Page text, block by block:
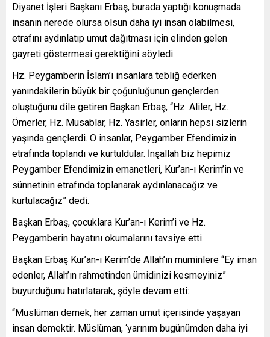
Diyanet İşleri Başkanı Erbaş, burada yaptığı konuşmada
insanın nerede olursa olsun daha iyi insan olabilmesi,
etrafını aydınlatıp umut dağıtması için elinden gelen
gayreti göstermesi gerektiğini söyledi.
Hz. Peygamberin İslam’ı insanlara tebliğ ederken
yanındakilerin büyük bir çoğunluğunun gençlerden
oluştuğunu dile getiren Başkan Erbaş, “Hz. Aliler, Hz.
Ömerler, Hz. Musablar, Hz. Yasirler, onların hepsi sizlerin
yaşında gençlerdi. O insanlar, Peygamber Efendimizin
etrafında toplandı ve kurtuldular. İnşallah biz hepimiz
Peygamber Efendimizin emanetleri, Kur’an-ı Kerim’in ve
sünnetinin etrafında toplanarak aydınlanacağız ve
kurtulacağız” dedi.
Başkan Erbaş, çocuklara Kur’an-ı Kerim’i ve Hz.
Peygamberin hayatını okumalarını tavsiye etti.
Başkan Erbaş Kur’an-ı Kerim’de Allah’ın müminlere “Ey iman
edenler, Allah’ın rahmetinden ümidinizi kesmeyiniz”
buyurduğunu hatırlatarak, şöyle devam etti:
“Müslüman demek, her zaman umut içerisinde yaşayan
insan demektir. Müslüman, ‘yarınım bugünümden daha iyi